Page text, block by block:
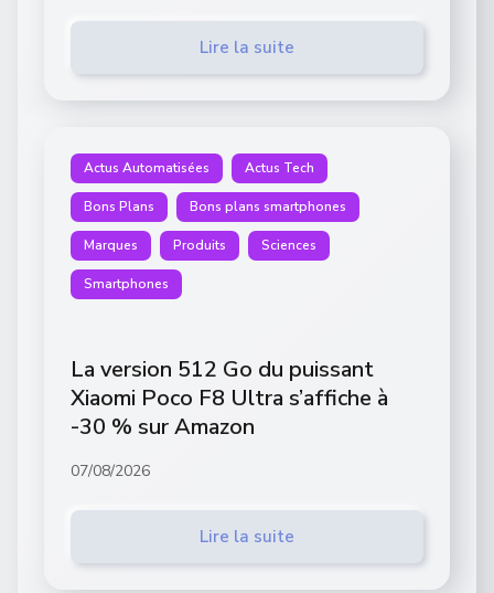
Lire la suite
Actus Automatisées Actus Tech
Bons Plans Bons plans smartphones
Marques Produits Sciences
Smartphones
La version 512 Go du puissant
Xiaomi Poco F8 Ultra s’affiche à
-30 % sur Amazon
07/08/2026
Lire la suite